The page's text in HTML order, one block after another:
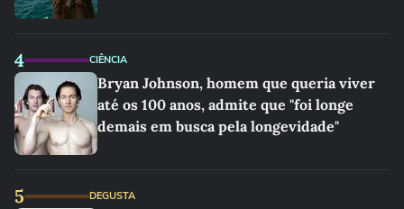
4 CIÊNCIA
Bryan Johnson, homem que queria viver
até os 100 anos, admite que "foi longe
demais em busca pela longevidade"
5 DEGUSTA